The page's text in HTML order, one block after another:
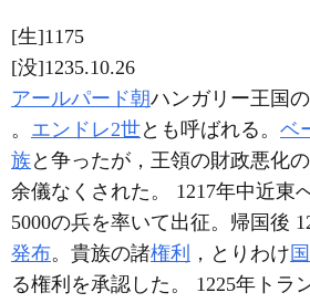
[生]1175
[没]1235.10.26
アールパード朝ハンガリー王国
。 エンドレ2世とも呼ばれる。 ベ
族と争ったが，王領の財政悪化
余儀なくされた。 1217年中近東
5000の兵を率いて出征。帰国後
発布。貴族の諸権利 ，とりわけ
る権利を承認した。 1225年トラ